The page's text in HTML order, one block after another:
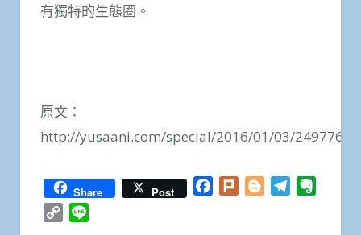
有獨特的生態圈。
原文：
http://yusaani.com/special/2016/01/03/249776/
Share Post Facebook
Plurk BloggerTelegram
Copy